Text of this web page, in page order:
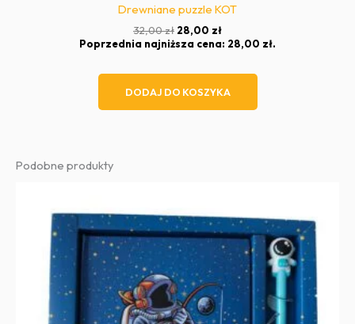
Drewniane puzzle KOT
32,00zł Pierwotna
cena
28,00 złAktualna
cena
Poprzednia najniższa cena: 28,00 zł.
DODAJ DO KOSZYKA
Podobne produkty